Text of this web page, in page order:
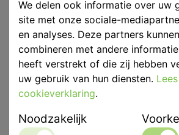
Eenheid
p/st
Merk
Scheu Dental
Productbeschrijving
De MINISTAR S® is uitgerust met
scanner leest het gecodeerde
belangrijke parameters zoals
temperatuur en koeltijd automatisch
We delen ook informatie over uw
site met onze sociale-
en analyses. Deze partners
combineren met andere
heeft verstrekt of die zij hebben
uw gebruik van hun diensten.
cookieverklaring.
Noodzakelijk